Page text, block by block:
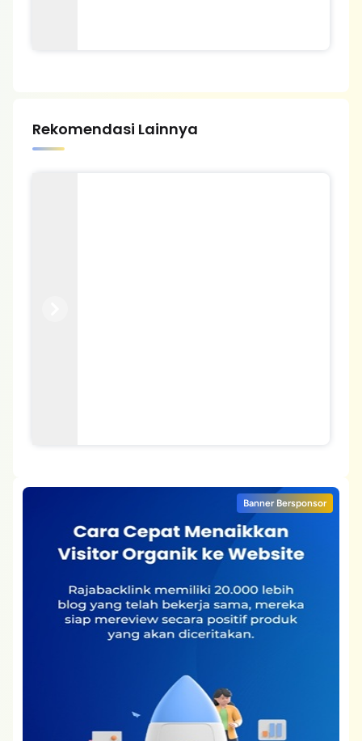
Rekomendasi Lainnya
Banner Bersponsor